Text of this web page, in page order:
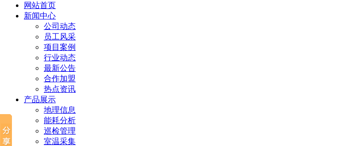
网站首页
新闻中心
公司动态
员工风采
项目案例
行业动态
最新公告
合作加盟
热点资讯
产品展示
地理信息
能耗分析
巡检管理
室温采集